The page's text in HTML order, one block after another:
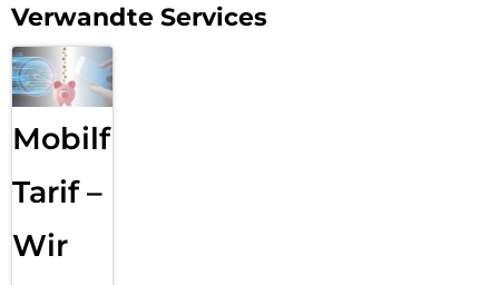
Verwandte Services
Mobilfunk
Tarif –
Wir